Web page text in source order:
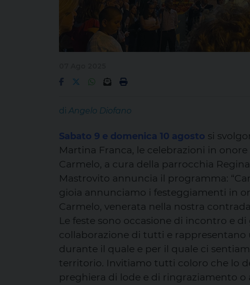
di Angelo Diofano
Sabato 9 e domenica 10 agosto si
Martina Franca, le celebrazioni in
Carmelo, a cura della parrocchia
Mastrovito annuncia il programma:
gioia annunciamo i festeggiamenti in
Carmelo, venerata nella nostra
Le feste sono occasione di incontro e
collaborazione di tutti e
durante il quale e per il quale ci
territorio. Invitiamo tutti coloro che lo
preghiera di lode e di ringraziamento o